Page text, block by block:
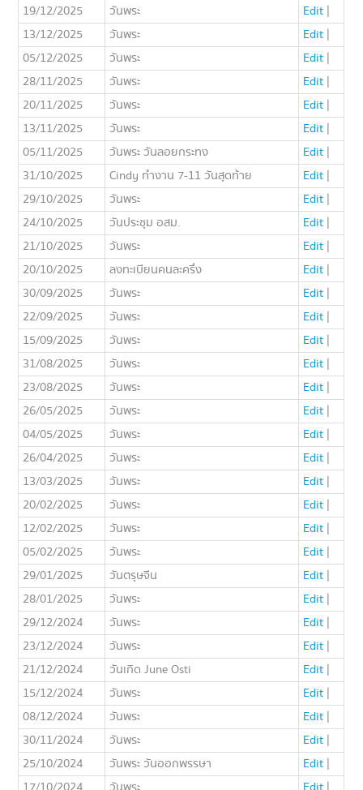
19/12/2025
วันพระ Edit |
13/12/2025
วันพระ Edit |
05/12/2025
วันพระ Edit |
28/11/2025
วันพระ Edit |
20/11/2025
วันพระ Edit |
13/11/2025
วันพระ Edit |
05/11/2025
วันพระ วันลอยกระทง Edit |
31/10/2025
Cindy ทำงาน 7-11 วันสุดท้าย Edit |
29/10/2025
วันพระ Edit |
24/10/2025
วันประชุม อสม. Edit |
21/10/2025
วันพระ Edit |
20/10/2025
ลงทะเบียนคนละครึ่ง Edit |
30/09/2025
วันพระ Edit |
22/09/2025
วันพระ Edit |
15/09/2025
วันพระ Edit |
31/08/2025
วันพระ Edit |
23/08/2025
วันพระ Edit |
26/05/2025
วันพระ Edit |
04/05/2025
วันพระ Edit |
26/04/2025
วันพระ Edit |
13/03/2025
วันพระ Edit |
20/02/2025
วันพระ Edit |
12/02/2025
วันพระ Edit |
05/02/2025
วันพระ Edit |
29/01/2025
วันตรุษจีน Edit |
28/01/2025
วันพระ Edit |
29/12/2024
วันพระ Edit |
23/12/2024
วันพระ Edit |
21/12/2024
วันเกิด June Osti Edit |
15/12/2024
วันพระ Edit |
08/12/2024
วันพระ Edit |
30/11/2024
วันพระ Edit |
25/10/2024
วันพระ วันออกพรรษา Edit |